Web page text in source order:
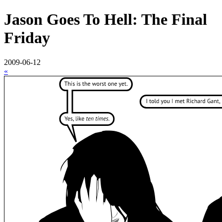
Jason Goes To Hell: The Final
Friday
2009-06-12
«